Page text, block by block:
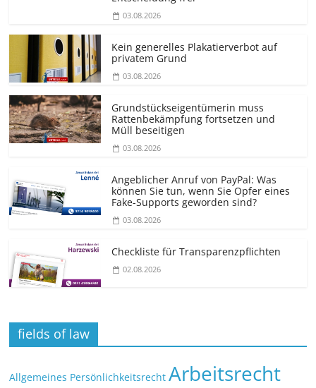
03.08.2026
Kein generelles Plakatierverbot auf
privatem Grund
03.08.2026
Grundstücks­eigentümerin muss
Rattenbekämpfung fortsetzen und
Müll beseitigen
03.08.2026
Angeblicher Anruf von PayPal: Was
können Sie tun, wenn Sie Opfer eines
Fake-Supports geworden sind?
03.08.2026
Checkliste für Transparenz­pflichten
02.08.2026
fields of law
Allgemeines Persönlichkeitsrecht Arbeitsrecht